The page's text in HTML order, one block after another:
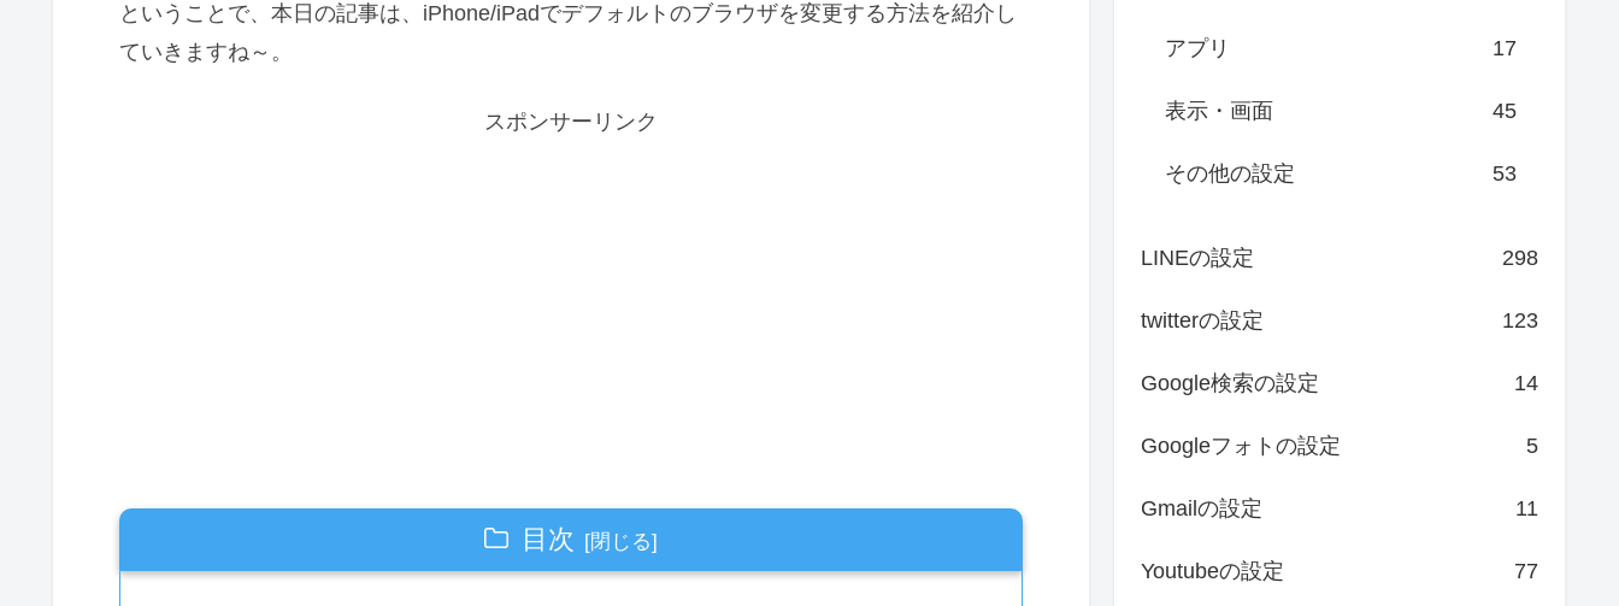
ということで、本日の記事は、iPhone/iPadでデフォルトのブラウザを変更する方法を紹介し
ていきますね～。
スポンサーリンク
目次
アプリ 17
表示・画面 45
その他の設定 53
LINEの設定 298
twitterの設定 123
Google検索の設定 14
Googleフォトの設定 5
Gmailの設定 11
Youtubeの設定 77